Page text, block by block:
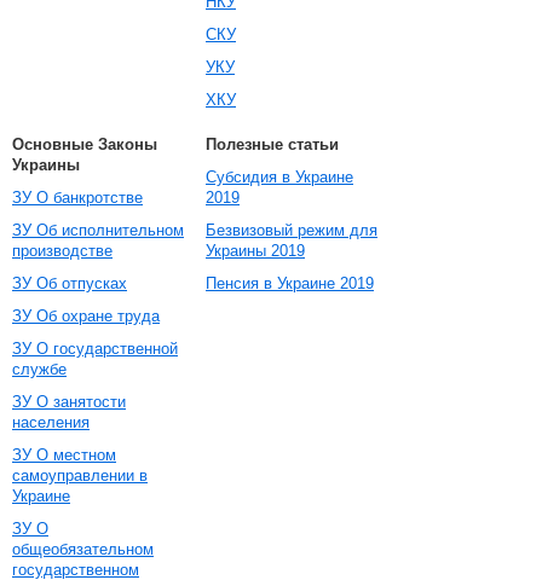
СКУ
УКУ
ХКУ
Основные Законы
Украины
ЗУ О банкротстве
ЗУ Об исполнительном
производстве
ЗУ Об отпусках
ЗУ Об охране труда
ЗУ О государственной
службе
ЗУ О занятости
населения
ЗУ О местном
самоуправлении в
Украине
ЗУ О
общеобязательном
государственном
Полезные статьи
Субсидия в Украине
2019
Безвизовый режим для
Украины 2019
Пенсия в Украине 2019